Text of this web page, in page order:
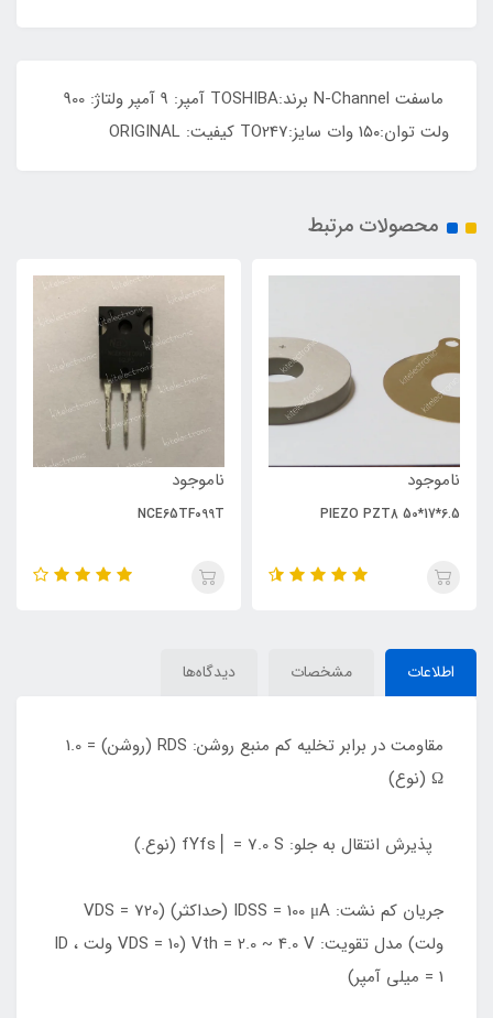
ماسفت N-Channel برند:TOSHIBA آمپر: 9 آمپر ولتاژ: 900
ولت توان:1۵۰ وات سایز:TO247 کیفیت: ORIGINAL
محصولات مرتبط
ناموجود
PIEZO PZT8 50*17*6.5
ناموجود
NCE65TF099T
اطلاعات مشخصات دیدگاه‌ها
مقاومت در برابر تخلیه کم منبع روشن: RDS (روشن) = 1.0
Ω (نوع)
پذیرش انتقال به جلو: fYfs⎪ = 7.0 S (نوع.)
جریان کم نشت: IDSS = 100 μA (حداکثر) (VDS = 720
ولت) مدل تقویت: Vth = 2.0 ~ 4.0 V (VDS = 10 ولت ، ID
= 1 میلی آمپر)